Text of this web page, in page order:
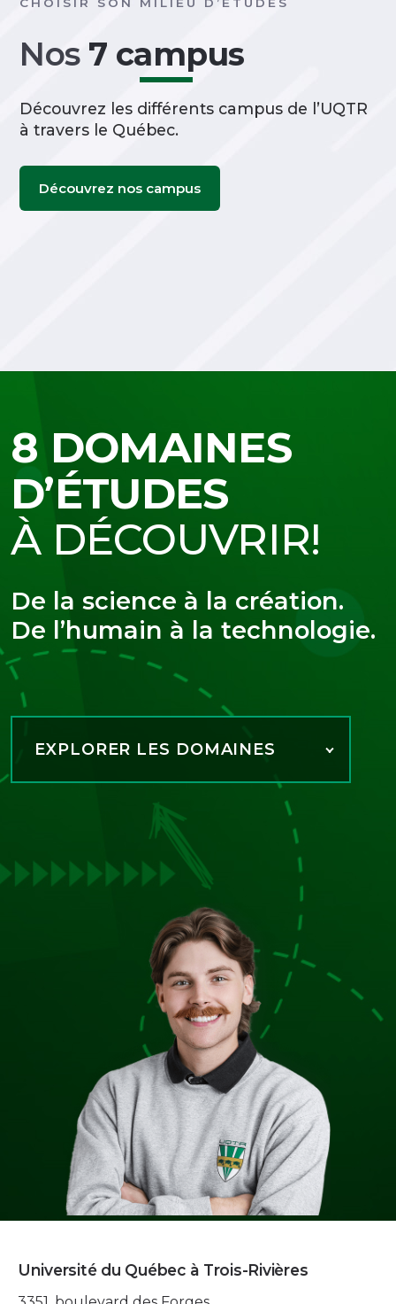
Nos 7 campus
Découvrez les différents campus de l’UQTR
à travers le Québec.
Découvrez nos campus
8 DOMAINES
D’ÉTUDES
À DÉCOUVRIR!
De la science à la création.
De l’humain à la technologie.
EXPLORER LES DOMAINES
Université du Québec à Trois-Rivières